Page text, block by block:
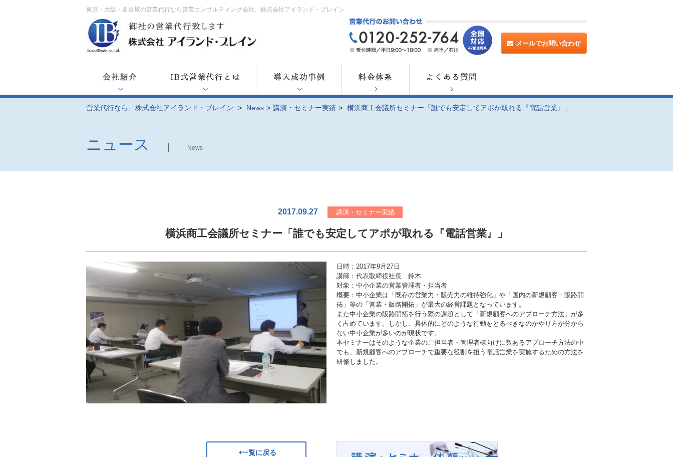
東京・大阪・名古屋の営業代行なら営業コンサルティング会社、株式会社アイランド・ブレイン
メールでお問い合わせ
営業代行なら、株式会社アイランド・ブレイン > News > 講演・セミナー実績 > 横浜商工会議所セミナー「誰でも安定してアポが取れる『電話営業』」
ニュース News
2017.09.27 講演・セミナー実績
横浜商工会議所セミナー「誰でも安定してアポが取れる『電話営業』」
日時：2017年9月27日
講師：代表取締役社長 鈴木
対象：中小企業の営業管理者・担当者
概要：中小企業は「既存の営業力・販売力の維持強化」や「国内の新規顧客・販路開
拓」等の「営業・販路開拓」が最大の経営課題となっています。
また中小企業の販路開拓を行う際の課題として「新規顧客へのアプローチ方法」が多
く占めています。しかし、具体的にどのような行動をとるべきなのかやり方が分から
ない中小企業が多いのが現状です。
本セミナーはそのような企業のご担当者・管理者様向けに数あるアプローチ方法の中
でも、新規顧客へのアプローチで重要な役割を担う電話営業を実施するための方法を
研修しました。
一覧に戻る